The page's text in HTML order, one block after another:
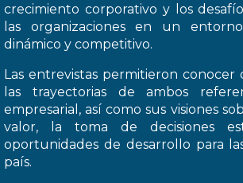
crecimiento corporativo y los
las organizaciones en un
dinámico y competitivo.
Las entrevistas permitieron conocer
las trayectorias de ambos
empresarial, así como sus visiones
valor, la toma de decisiones
oportunidades de desarrollo para
país.